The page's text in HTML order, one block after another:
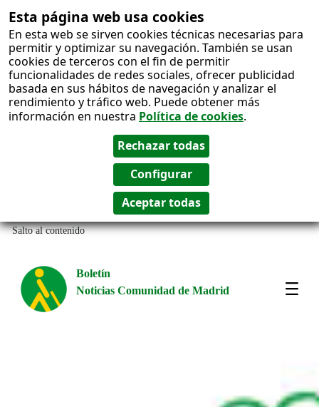
Esta página web usa cookies
En esta web se sirven cookies técnicas necesarias para
permitir y optimizar su navegación. También se usan
cookies de terceros con el fin de permitir
funcionalidades de redes sociales, ofrecer publicidad
basada en sus hábitos de navegación y analizar el
rendimiento y tráfico web. Puede obtener más
información en nuestra Política de cookies.
Salto al contenido
Boletín
Noticias Comunidad de Madrid